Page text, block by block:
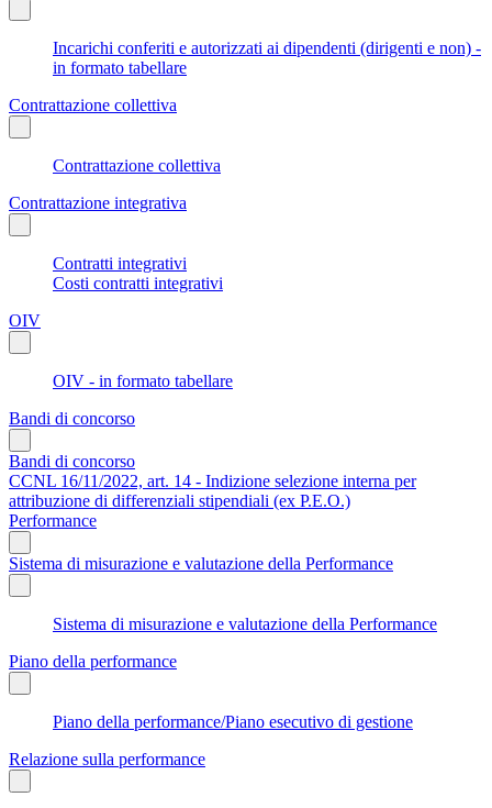
Incarichi conferiti e autorizzati ai dipendenti (dirigenti e non) -
in formato tabellare
Contrattazione collettiva
Contrattazione collettiva
Contrattazione integrativa
Contratti integrativi
Costi contratti integrativi
OIV
OIV - in formato tabellare
Bandi di concorso
Bandi di concorso
CCNL 16/11/2022, art. 14 - Indizione selezione interna per
attribuzione di differenziali stipendiali (ex P.E.O.)
Performance
Sistema di misurazione e valutazione della Performance
Sistema di misurazione e valutazione della Performance
Piano della performance
Piano della performance/Piano esecutivo di gestione
Relazione sulla performance